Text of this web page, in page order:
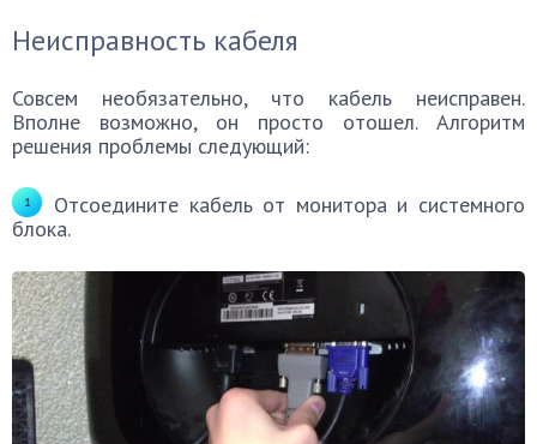
Неисправность кабеля
Совсем необязательно, что кабель неисправен.
Вполне возможно, он просто отошел. Алгоритм
решения проблемы следующий:
Отсоедините кабель от монитора и системного
блока.